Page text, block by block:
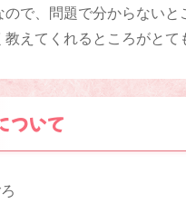
ので、問題で分からない
教えてくれるところがとて
ついて